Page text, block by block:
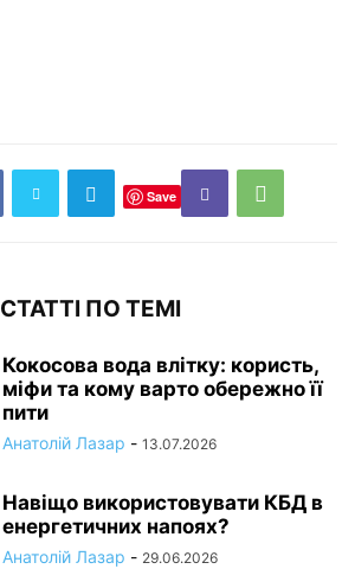
Save
СТАТТІ ПО ТЕМІ
Кокосова вода влітку: користь,
міфи та кому варто обережно її
пити
Анатолій Лазар - 13.07.2026
Навіщо використовувати КБД в
енергетичних напоях?
Анатолій Лазар - 29.06.2026